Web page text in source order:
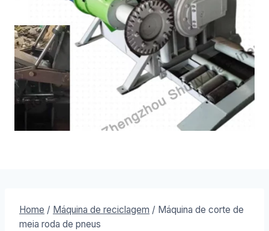
Home / Máquina de reciclagem / Máquina de corte de
meia roda de pneus